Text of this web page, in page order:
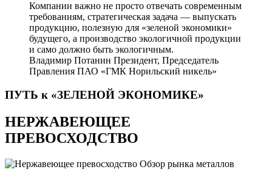
Компании важно не просто отвечать современным
требованиям, стратегическая задача — выпускать
продукцию, полезную для «зеленой экономики»
будущего, а производство экологичной продукции
и само должно быть экологичным.
Владимир Потанин Президент, Председатель
Правления ПАО «ГМК Норильский никель»
ПУТЬ к «ЗЕЛЕНОЙ ЭКОНОМИКЕ»
НЕРЖАВЕЮЩЕЕ
ПРЕВОСХОДСТВО
Обзор рынка металлов